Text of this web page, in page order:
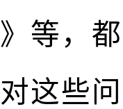
等，
这些